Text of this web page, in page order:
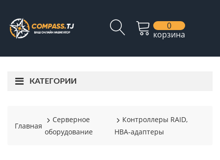
0
корзина
КАТЕГОРИИ
Главная
Серверное
оборудование
Контроллеры RAID,
HBA-адаптеры